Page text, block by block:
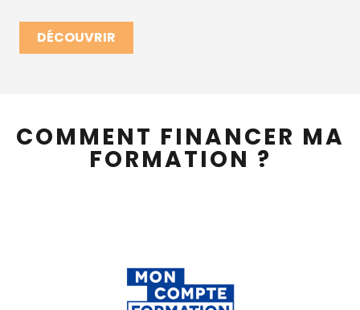
DÉCOUVRIR
COMMENT FINANCER MA
FORMATION ?